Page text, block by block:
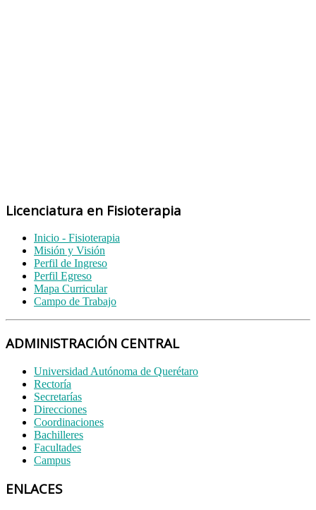
Licenciatura en Fisioterapia
Inicio - Fisioterapia
Misión y Visión
Perfil de Ingreso
Perfil Egreso
Mapa Curricular
Campo de Trabajo
ADMINISTRACIÓN CENTRAL
Universidad Autónoma de Querétaro
Rectoría
Secretarías
Direcciones
Coordinaciones
Bachilleres
Facultades
Campus
ENLACES